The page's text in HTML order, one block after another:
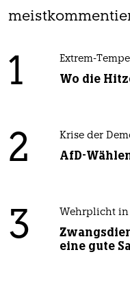
1 Extrem-
Wo die
2 Krise der
AfD-
3 Wehrplicht in
eine gute